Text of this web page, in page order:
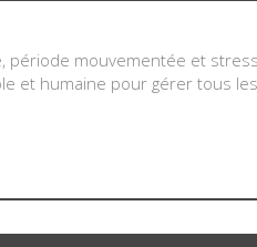
période mouvementée et
et humaine pour gérer tous